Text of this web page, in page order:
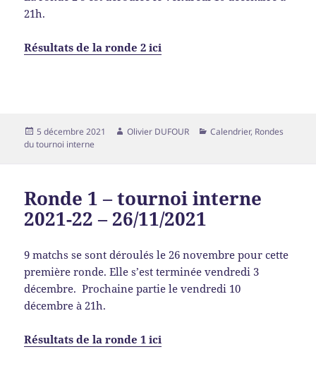
21h.
Résultats de la ronde 2 ici
5 décembre 2021 Olivier DUFOUR Calendrier, Rondes
du tournoi interne
Ronde 1 – tournoi interne
2021-22 – 26/11/2021
9 matchs se sont déroulés le 26 novembre pour cette
première ronde. Elle s’est terminée vendredi 3
décembre. Prochaine partie le vendredi 10
décembre à 21h.
Résultats de la ronde 1 ici